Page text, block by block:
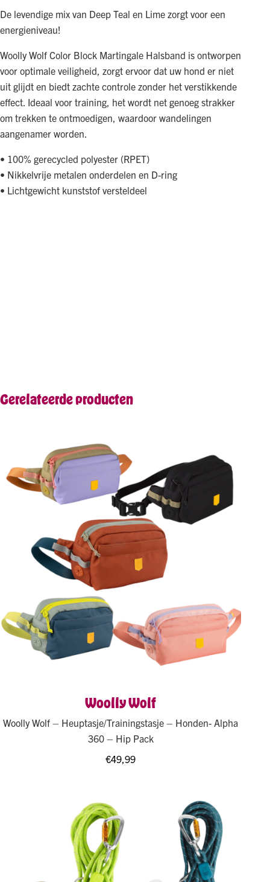
De levendige mix van Deep Teal en Lime zorgt voor een
energieniveau!
Woolly Wolf Color Block Martingale Halsband is ontworpen
voor optimale veiligheid, zorgt ervoor dat uw hond er niet
uit glijdt en biedt zachte controle zonder het verstikkende
effect. Ideaal voor training, het wordt net genoeg strakker
om trekken te ontmoedigen, waardoor wandelingen
aangenamer worden.
• 100% gerecycled polyester (RPET)
• Nikkelvrije metalen onderdelen en D-ring
• Lichtgewicht kunststof versteldeel
Gerelateerde producten
Woolly Wolf
Woolly Wolf – Heuptasje/Trainingstasje – Honden- Alpha
360 – Hip Pack
€49,99